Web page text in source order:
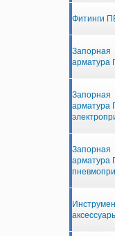
Фитинги
Запорная
арматура
Запорная
арматура
Запорная
арматура